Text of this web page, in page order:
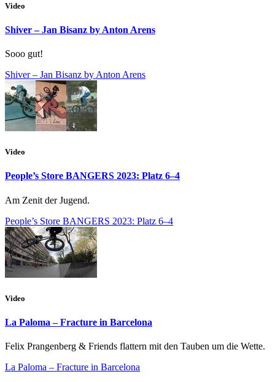
Video
Shiver – Jan Bisanz by Anton Arens
Sooo gut!
Shiver – Jan Bisanz by Anton Arens
Video
People’s Store BANGERS 2023: Platz 6–4
Am Zenit der Jugend.
People’s Store BANGERS 2023: Platz 6–4
Video
La Paloma – Fracture in Barcelona
Felix Prangenberg & Friends flattern mit den Tauben um die Wette.
La Paloma – Fracture in Barcelona